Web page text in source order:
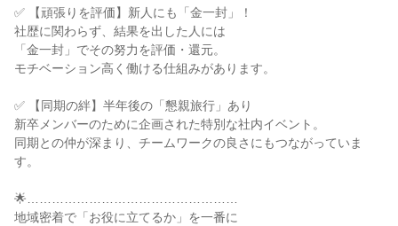
✅ 【頑張りを評価】新人にも「金一封」！
社歴に関わらず、結果を出した人には
「金一封」でその努力を評価・還元。
モチベーション高く働ける仕組みがあります。
✅ 【同期の絆】半年後の「懇親旅行」あり
新卒メンバーのために企画された特別な社内イベント。
同期との仲が深まり、チームワークの良さにもつながっていま
す。
🌟……………………………………………
地域密着で「お役に立てるか」を一番に